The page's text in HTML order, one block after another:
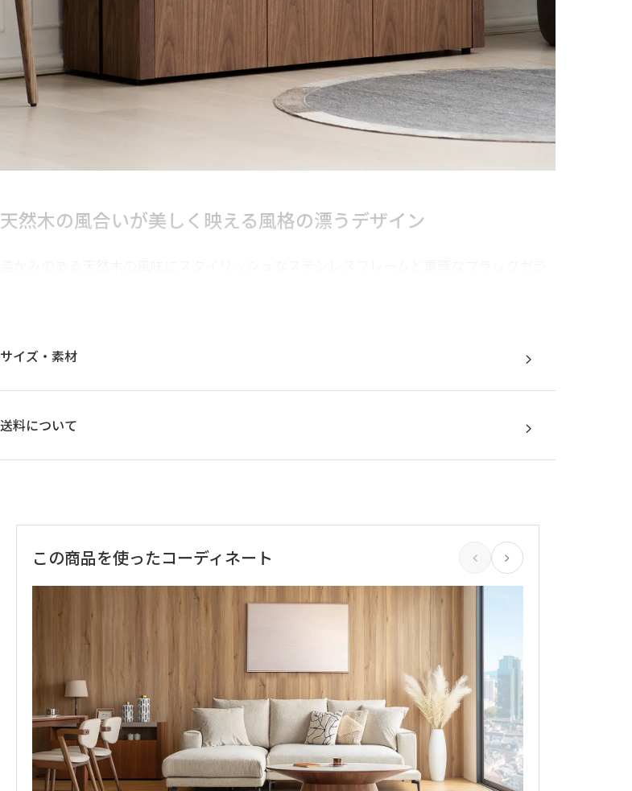
天然木の風合いが美しく映える風格の漂うデザイン
サイズ・素材
送料について
この商品を使ったコーディネート